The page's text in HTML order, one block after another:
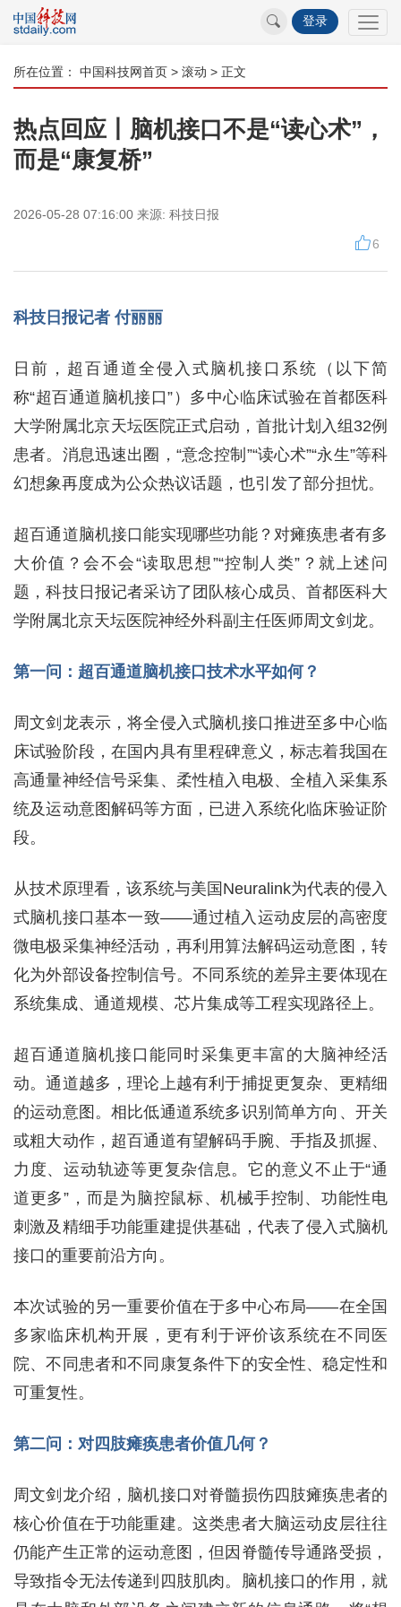
登录
所在位置： 中国科技网首页 > 滚动 > 正文
热点回应丨脑机接口不是“读心术”，
而是“康复桥”
2026-05-28 07:16:00 来源: 科技日报
6
科技日报记者 付丽丽
日前，超百通道全侵入式脑机接口系统（以下简
称“超百通道脑机接口”）多中心临床试验在首都医科
大学附属北京天坛医院正式启动，首批计划入组32例
患者。消息迅速出圈，“意念控制”“读心术”“永生”等科
幻想象再度成为公众热议话题，也引发了部分担忧。
超百通道脑机接口能实现哪些功能？对瘫痪患者有多
大价值？会不会“读取思想”“控制人类”？就上述问
题，科技日报记者采访了团队核心成员、首都医科大
学附属北京天坛医院神经外科副主任医师周文剑龙。
第一问：超百通道脑机接口技术水平如何？
周文剑龙表示，将全侵入式脑机接口推进至多中心临
床试验阶段，在国内具有里程碑意义，标志着我国在
高通量神经信号采集、柔性植入电极、全植入采集系
统及运动意图解码等方面，已进入系统化临床验证阶
段。
从技术原理看，该系统与美国Neuralink为代表的侵入
式脑机接口基本一致——通过植入运动皮层的高密度
微电极采集神经活动，再利用算法解码运动意图，转
化为外部设备控制信号。不同系统的差异主要体现在
系统集成、通道规模、芯片集成等工程实现路径上。
超百通道脑机接口能同时采集更丰富的大脑神经活
动。通道越多，理论上越有利于捕捉更复杂、更精细
的运动意图。相比低通道系统多识别简单方向、开关
或粗大动作，超百通道有望解码手腕、手指及抓握、
力度、运动轨迹等更复杂信息。它的意义不止于“通
道更多”，而是为脑控鼠标、机械手控制、功能性电
刺激及精细手功能重建提供基础，代表了侵入式脑机
接口的重要前沿方向。
本次试验的另一重要价值在于多中心布局——在全国
多家临床机构开展，更有利于评价该系统在不同医
院、不同患者和不同康复条件下的安全性、稳定性和
可重复性。
第二问：对四肢瘫痪患者价值几何？
周文剑龙介绍，脑机接口对脊髓损伤四肢瘫痪患者的
核心价值在于功能重建。这类患者大脑运动皮层往往
仍能产生正常的运动意图，但因脊髓传导通路受损，
导致指令无法传递到四肢肌肉。脑机接口的作用，就